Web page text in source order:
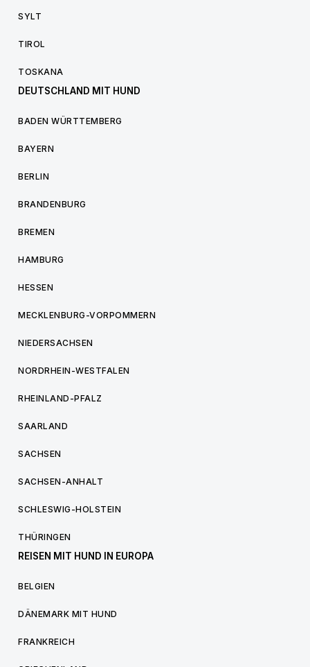
SYLT
TIROL
TOSKANA
DEUTSCHLAND MIT HUND
BADEN WÜRTTEMBERG
BAYERN
BERLIN
BRANDENBURG
BREMEN
HAMBURG
HESSEN
MECKLENBURG-VORPOMMERN
NIEDERSACHSEN
NORDRHEIN-WESTFALEN
RHEINLAND-PFALZ
SAARLAND
SACHSEN
SACHSEN-ANHALT
SCHLESWIG-HOLSTEIN
THÜRINGEN
REISEN MIT HUND IN EUROPA
BELGIEN
DÄNEMARK MIT HUND
FRANKREICH